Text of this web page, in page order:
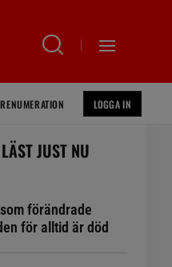
LOGGA IN
JUST NU
förändrade
för alltid är död